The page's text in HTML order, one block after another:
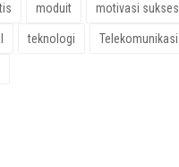
moduit motivasi sukses
teknologi Telekomunikasi